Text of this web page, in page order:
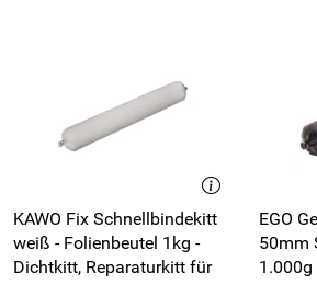
KAWO Fix Schnellbindekitt
weiß - Folienbeutel 1kg -
Dichtkitt, Reparaturkitt für
EGO
50mm
1.000g